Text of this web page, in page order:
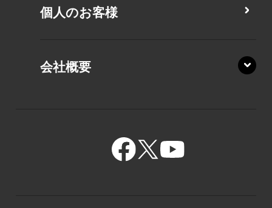
PZ/LA
個人のお客様
会社概要